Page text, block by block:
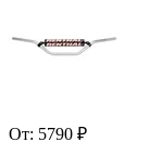
От: 5790 ₽